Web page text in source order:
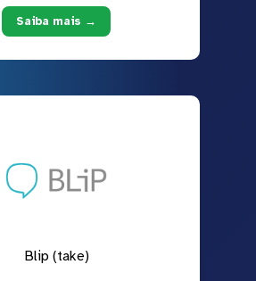
Saiba mais →
Blip (take)